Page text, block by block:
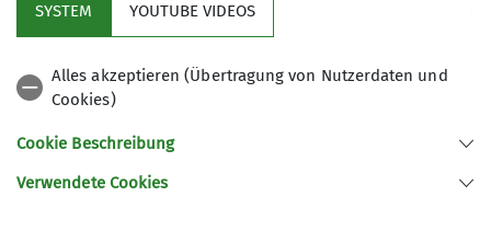
SYSTEM YOUTUBE VIDEOS
Alles akzeptieren (Übertragung von Nutzerdaten und
Cookies)
Cookie Beschreibung
Verwendete Cookies